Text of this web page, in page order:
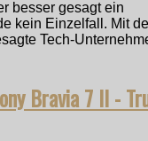
besser gesagt ein
kein Einzelfall. Mit
Tech-
Bravia 7 II -